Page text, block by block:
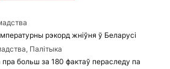
рэкорд жніўня ў Беларусі
Палітыка
больш за 180 фактаў пераследу па